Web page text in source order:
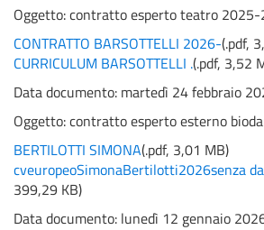
Oggetto:contratto esperto teatro
CONTRATTO BARSOTTELLI 2026-(.pdf,
CURRICULUM BARSOTTELLI .(.pdf, 3,52
Data documento: martedì 24 febbraio
Oggetto:contratto esperto esterno
BERTILOTTI SIMONA(.pdf, 3,01 MB)
cveuropeoSimonaBertilotti2026senza
399,29 KB)
Data documento: lunedì 12 gennaio